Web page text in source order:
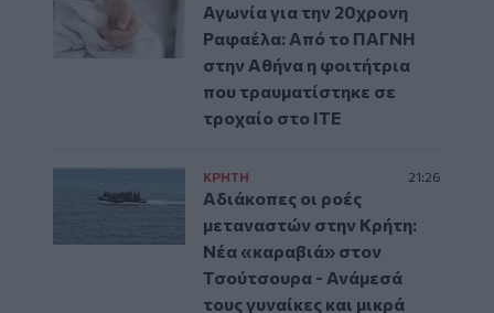
Αγωνία για την 20χρονη
Ραφαέλα: Από το ΠΑΓΝΗ
στην Αθήνα η φοιτήτρια
που τραυματίστηκε σε
τροχαίο στο ΙΤΕ
ΚΡΗΤΗ 21:26
Αδιάκοπες οι ροές
μεταναστών στην Κρήτη:
Νέα «καραβιά» στον
Τσούτσουρα - Ανάμεσά
τους γυναίκες και μικρά